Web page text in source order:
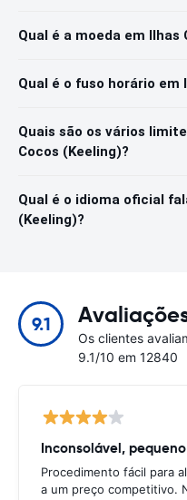
Qual é a moeda em Ilhas
Qual é o fuso horário em
Quais são os vários
Cocos (Keeling)?
Qual é o idioma oficial
(Keeling)?
9.1
Os clientes
9.1/10 em 12840
Inconsolável,
Procedimento fácil para
a um preço competitivo.